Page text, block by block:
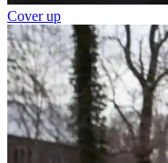
Cover up